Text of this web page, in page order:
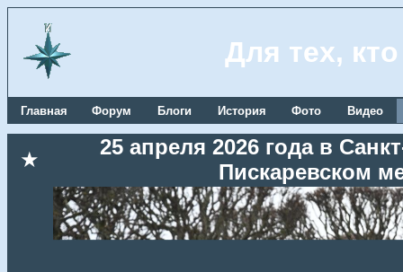
Для тех,
Главная Форум Блоги История Фото Видео
★
25 апреля 2026 года в
Пискаревском